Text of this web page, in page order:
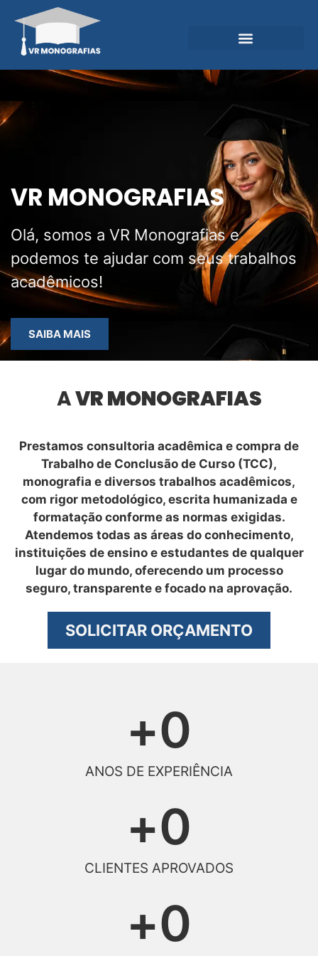
VR MONOGRAFIAS
Olá, somos a VR Monografias e
podemos te ajudar com seus trabalhos
acadêmicos!
SAIBA MAIS
AVR MONOGRAFIAS
Prestamos consultoria acadêmica e compra de
Trabalho de Conclusão de Curso (TCC),
monografia e diversos trabalhos acadêmicos,
com rigor metodológico, escrita humanizada e
formatação conforme as normas exigidas.
Atendemos todas as áreas do conhecimento,
instituições de ensino e estudantes de qualquer
lugar do mundo, oferecendo um processo
seguro, transparente e focado na aprovação.
SOLICITAR ORÇAMENTO
ANOS DE EXPERIÊNCIA
+0
CLIENTES APROVADOS
+0
+0